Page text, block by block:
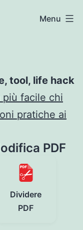
Menu
tool, life hack
più facile chi
pratiche ai
PDF
Dividere
PDF